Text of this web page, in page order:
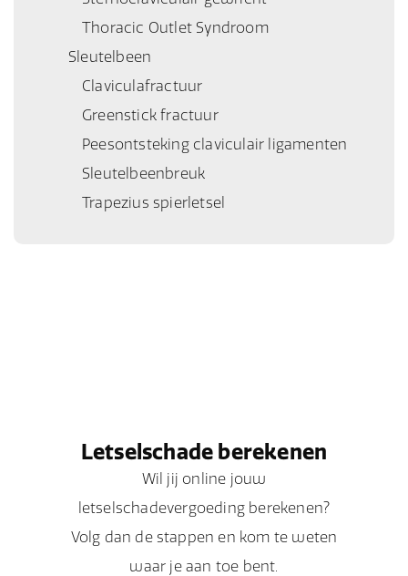
Thoracic Outlet Syndroom
Sleutelbeen
Claviculafractuur
Greenstick fractuur
Peesontsteking claviculair ligamenten
Sleutelbeenbreuk
Trapezius spierletsel
Letselschade berekenen
Wil jij online jouw
letselschadevergoeding berekenen?
Volg dan de stappen en kom te weten
waar je aan toe bent.